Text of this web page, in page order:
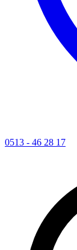
0513 - 46 28 17